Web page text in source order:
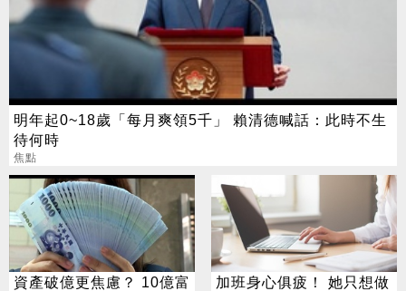
明年起0~18歲「每月爽領5千」 賴清德喊話：此時不生
待何時
焦點
資產破億更焦慮？ 10億富
加班身心俱疲！ 她只想做